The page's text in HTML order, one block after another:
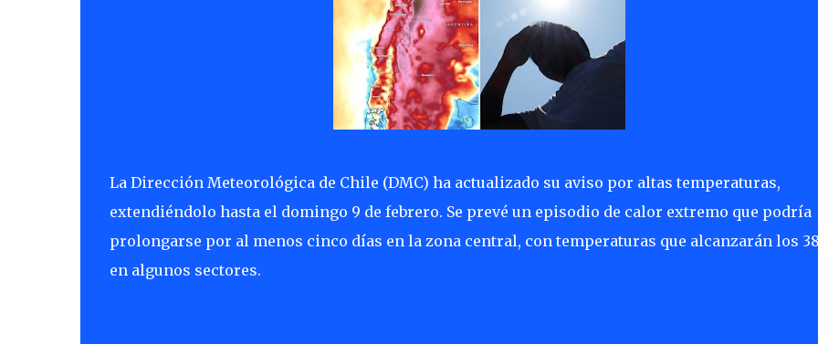
La Dirección Meteorológica de Chile (DMC) ha actualizado su aviso por altas temperaturas,
extendiéndolo hasta el domingo 9 de febrero. Se prevé un episodio de calor extremo que podría
prolongarse por al menos cinco días en la zona central, con temperaturas que alcanzarán los 38
en algunos sectores.